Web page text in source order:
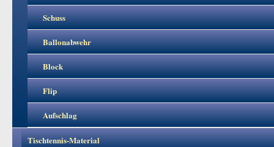
Schuss
Ballonabwehr
Block
Flip
Aufschlag
Tischtennis-Material